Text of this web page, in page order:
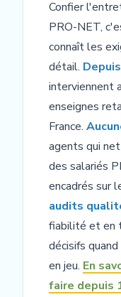
Confier
PRO-NET,
connaît les
détail.
interviennent
enseignes
France.
agents qui
des salariés
encadrés sur
audits
fiabilité et en
décisifs
en jeu. En
faire depuis